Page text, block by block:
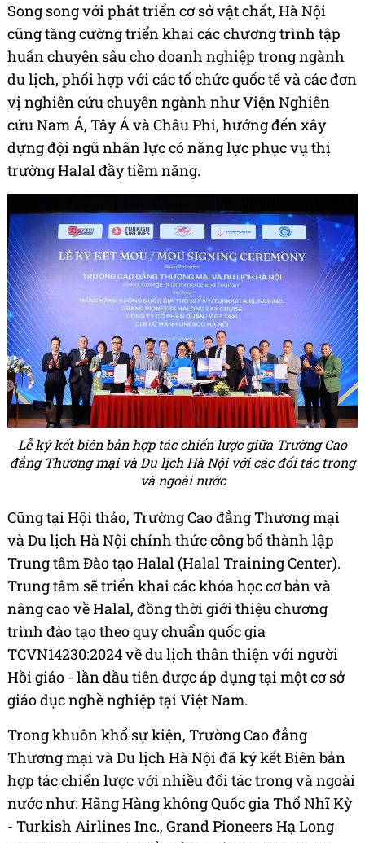
Song song với phát triển cơ sở vật chất, Hà Nội
cũng tăng cường triển khai các chương trình tập
huấn chuyên sâu cho doanh nghiệp trong ngành
du lịch, phối hợp với các tổ chức quốc tế và các đơn
vị nghiên cứu chuyên ngành như Viện Nghiên
cứu Nam Á, Tây Á và Châu Phi, hướng đến xây
dựng đội ngũ nhân lực có năng lực phục vụ thị
trường Halal đầy tiềm năng.
Lễ ký kết biên bản hợp tác chiến lược giữa Trường Cao
đẳng Thương mại và Du lịch Hà Nội với các đối tác trong
và ngoài nước
Cũng tại Hội thảo, Trường Cao đẳng Thương mại
và Du lịch Hà Nội chính thức công bố thành lập
Trung tâm Đào tạo Halal (Halal Training Center).
Trung tâm sẽ triển khai các khóa học cơ bản và
nâng cao về Halal, đồng thời giới thiệu chương
trình đào tạo theo quy chuẩn quốc gia
TCVN14230:2024 về du lịch thân thiện với người
Hồi giáo - lần đầu tiên được áp dụng tại một cơ sở
giáo dục nghề nghiệp tại Việt Nam.
Trong khuôn khổ sự kiện, Trường Cao đẳng
Thương mại và Du lịch Hà Nội đã ký kết Biên bản
hợp tác chiến lược với nhiều đối tác trong và ngoài
nước như: Hãng Hàng không Quốc gia Thổ Nhĩ Kỳ
- Turkish Airlines Inc., Grand Pioneers Hạ Long